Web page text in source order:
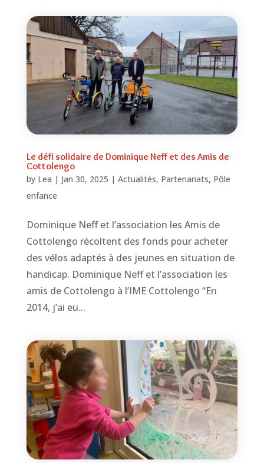
Le défi solidaire de Dominique Neff et des Amis de
Cottolengo
by Lea | Jan 30, 2025 | Actualités, Partenariats, Pôle
enfance
Dominique Neff et l’association les Amis de
Cottolengo récoltent des fonds pour acheter
des vélos adaptés à des jeunes en situation de
handicap. Dominique Neff et l’association les
amis de Cottolengo à l’IME Cottolengo “En
2014, j’ai eu...